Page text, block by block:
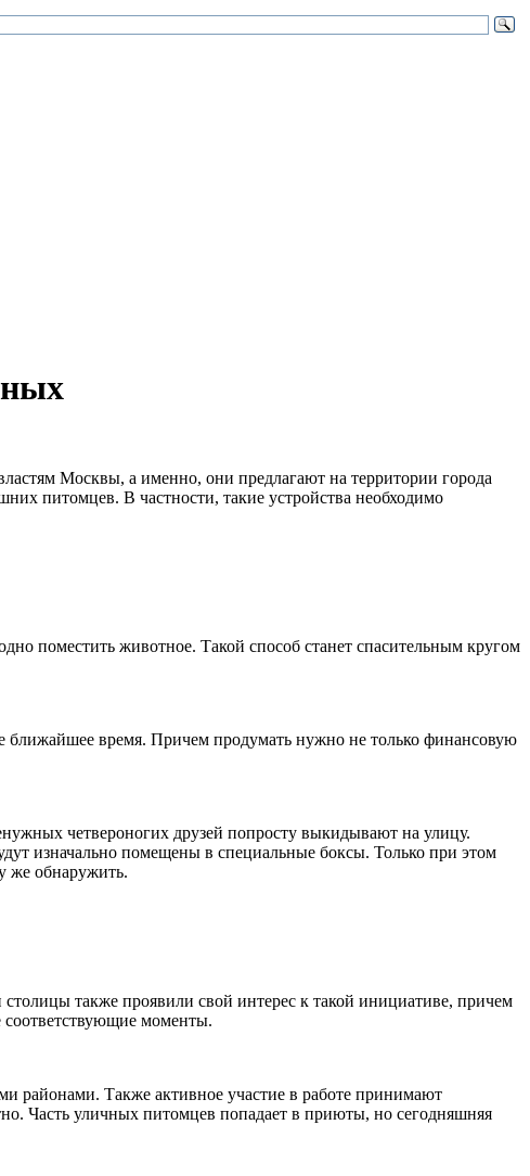
Москвы, а именно, они предлагают на территории города
питомцев. В частности, такие устройства необходимо
поместить животное. Такой способ станет спасительным кругом
ближайшее время. Причем продумать нужно не только финансовую
четвероногих друзей попросту выкидывают на улицу.
изначально помещены в специальные боксы. Только при этом
же обнаружить.
также проявили свой интерес к такой инициативе, причем
соответствующие моменты.
районами. Также активное участие в работе принимают
Часть уличных питомцев попадает в приюты, но сегодняшняя